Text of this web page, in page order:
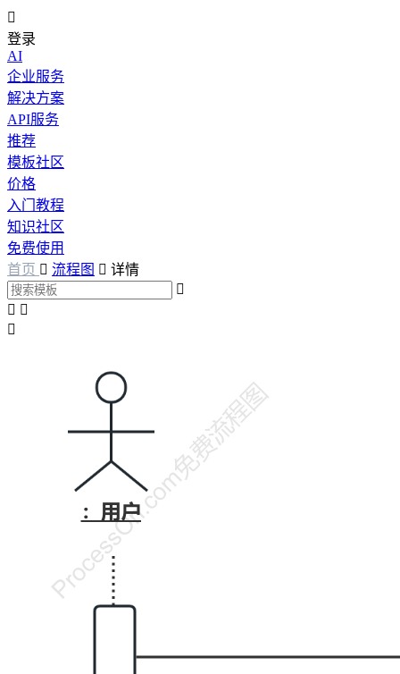

登录
AI
企业服务
解决方案
API服务
推荐
模板社区
价格
入门教程
知识社区
免费使用
首页  流程图  详情

 
